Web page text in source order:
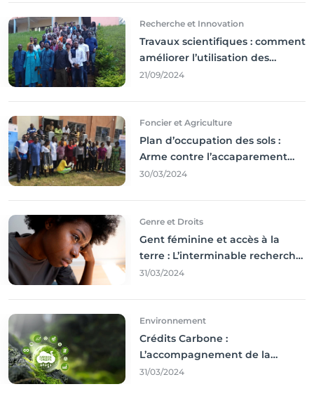
Recherche et Innovation
Travaux scientifiques : comment
améliorer l’utilisation des
résultats coince
21/09/2024
Foncier et Agriculture
Plan d’occupation des sols :
Arme contre l’accaparement
des terres
30/03/2024
Genre et Droits
Gent féminine et accès à la
terre : L’interminable recherche
des droits
31/03/2024
Environnement
Crédits Carbone :
L’accompagnement de la
Francophonie
31/03/2024